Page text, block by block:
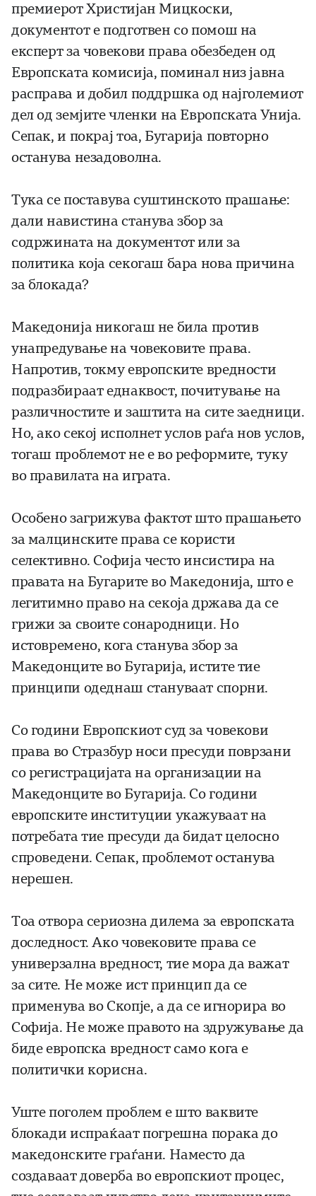
премиерот Христијан Мицкоски,
документот е подготвен со помош на
експерт за човекови права обезбеден од
Европската комисија, поминал низ јавна
расправа и добил поддршка од најголемиот
дел од земјите членки на Европската Унија.
Сепак, и покрај тоа, Бугарија повторно
останува незадоволна.
Тука се поставува суштинското прашање:
дали навистина станува збор за
содржината на документот или за
политика која секогаш бара нова причина
за блокада?
Македонија никогаш не била против
унапредување на човековите права.
Напротив, токму европските вредности
подразбираат еднаквост, почитување на
различностите и заштита на сите заедници.
Но, ако секој исполнет услов раѓа нов услов,
тогаш проблемот не е во реформите, туку
во правилата на играта.
Особено загрижува фактот што прашањето
за малцинските права се користи
селективно. Софија често инсистира на
правата на Бугарите во Македонија, што е
легитимно право на секоја држава да се
грижи за своите сонародници. Но
истовремено, кога станува збор за
Македонците во Бугарија, истите тие
принципи одеднаш стануваат спорни.
Со години Европскиот суд за човекови
права во Стразбур носи пресуди поврзани
со регистрацијата на организации на
Македонците во Бугарија. Со години
европските институции укажуваат на
потребата тие пресуди да бидат целосно
спроведени. Сепак, проблемот останува
нерешен.
Тоа отвора сериозна дилема за европската
доследност. Ако човековите права се
универзална вредност, тие мора да важат
за сите. Не може ист принцип да се
применува во Скопје, а да се игнорира во
Софија. Не може правото на здружување да
биде европска вредност само кога е
политички корисна.
Уште поголем проблем е што ваквите
блокади испраќаат погрешна порака до
македонските граѓани. Наместо да
создаваат доверба во европскиот процес,